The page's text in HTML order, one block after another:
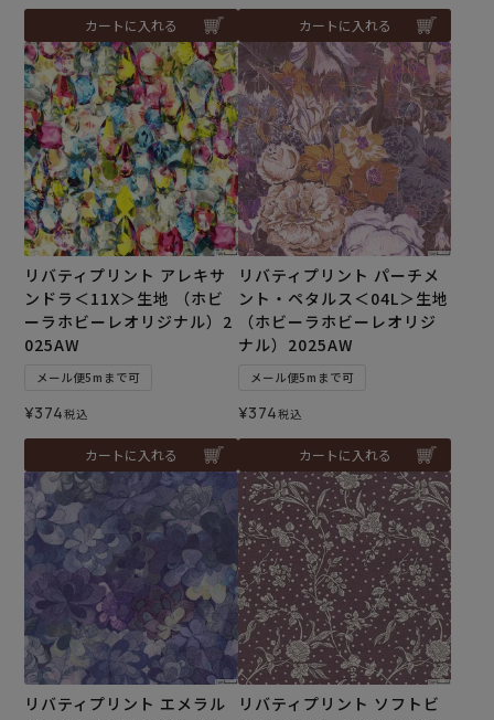
カートに入れる カートに入れる
リバティプリント アレキサ
ンドラ＜11X＞生地 （ホビ
ーラホビーレオリジナル）2
025AW
メール便5mまで可
¥374税込
カートに入れる
リバティプリント パーチメ
ント・ペタルス＜04L＞生地
（ホビーラホビーレオリジ
ナル）2025AW
メール便5mまで可
¥374税込
カートに入れる
リバティプリント エメラル
リバティプリント ソフトビ